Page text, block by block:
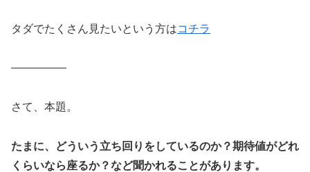
タダでたくさん見たいという方はコチラ
—————
さて、本題。
たまに、どういう立ち回りをしているのか？期待値がどれ
くらいなら座るか？など聞かれることがあります。